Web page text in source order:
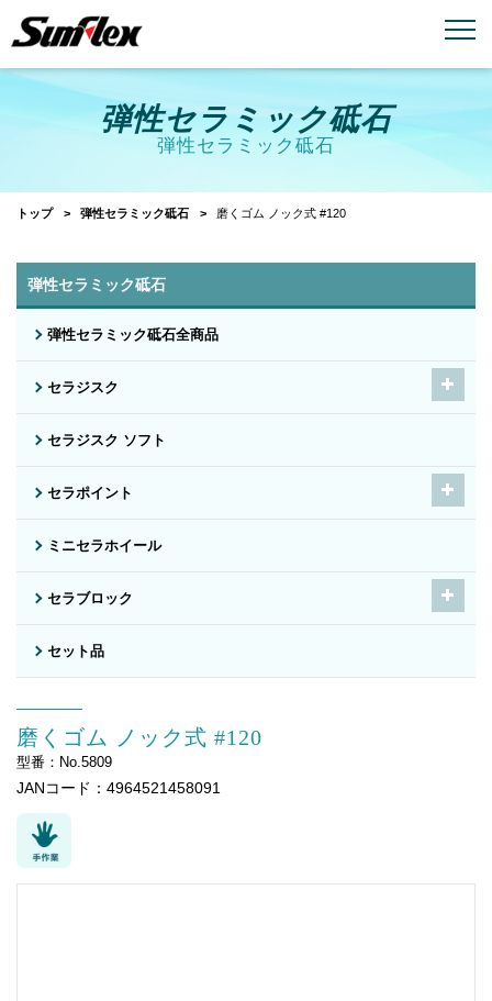
emailお問い合わせ
弾性セラミック砥石
弾性セラミック砥石
トップ 弾性セラミック砥石 磨くゴム ノック式 #120
弾性セラミック砥石
弾性セラミック砥石全商品
セラジスク
セラジスク ソフト
セラポイント
ミニセラホイール
セラブロック
セット品
磨くゴム ノック式 #120
型番：No.5809
JANコード：4964521458091